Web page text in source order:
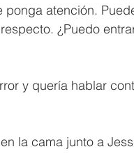
ponga atención.
¿Puedo
y quería hablar
la cama junto a